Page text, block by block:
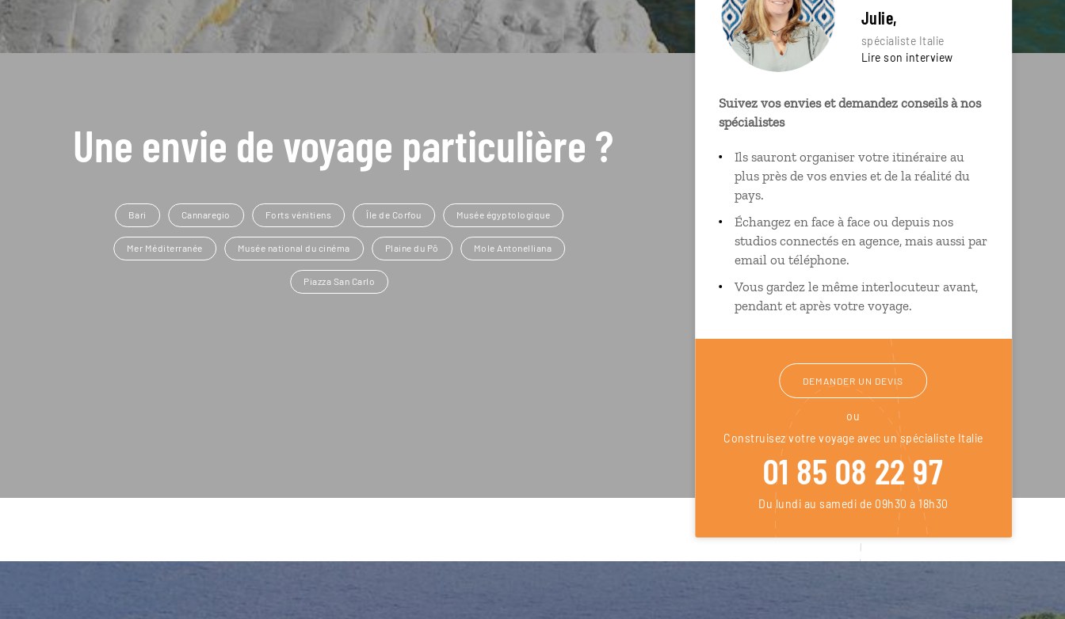
Une envie de voyage particulière ?
Bari Cannaregio Forts vénitiens Île de Corfou Musée égyptologique
Mer Méditerranée Musée national du cinéma Plaine du Pô Mole Antonelliana
Piazza San Carlo
Julie,
spécialiste Italie
Lire son interview
Suivez vos envies et demandez conseils à nos
spécialistes
Ils sauront organiser votre itinéraire au
plus près de vos envies et de la réalité du
pays.
Échangez en face à face ou depuis nos
studios connectés en agence, mais aussi par
email ou téléphone.
Vous gardez le même interlocuteur avant,
pendant et après votre voyage.
DEMANDER UN DEVIS
ou
Construisez votre voyage avec un spécialiste Italie
01 85 08 22 97
Du lundi au samedi de 09h30 à 18h30